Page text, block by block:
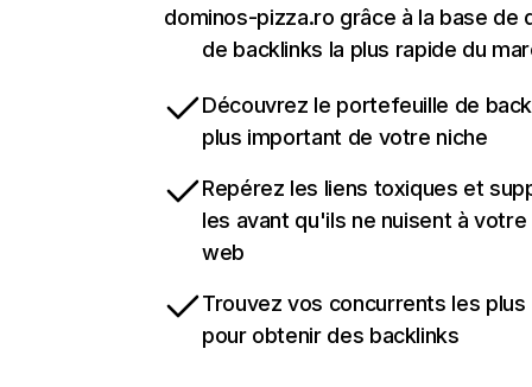
dominos-pizza.ro grâce à la base de
de backlinks la plus rapide du
Découvrez le portefeuille de
plus important de votre niche
Repérez les liens toxiques et
les avant qu'ils ne nuisent à
web
Trouvez vos concurrents les
pour obtenir des backlinks